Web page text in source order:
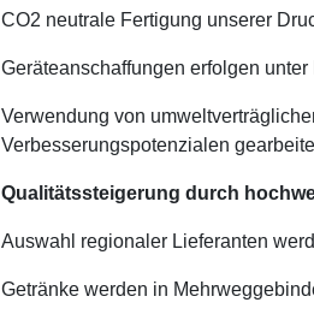
CO2 neutrale Fertigung unserer
Geräteanschaffungen erfolgen
Verwendung von
Verbesserungspotenzialen
Qualitätssteigerung durch
Auswahl regionaler Lieferanten
Getränke werden in